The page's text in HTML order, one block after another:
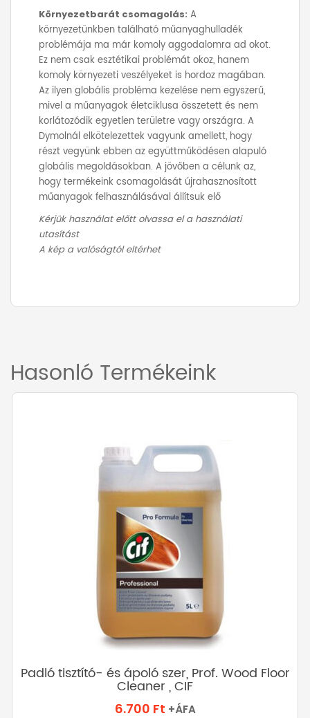
Környezetbarát csomagolás: A
környezetünkben található műanyaghulladék
problémája ma már komoly aggodalomra ad okot.
Ez nem csak esztétikai problémát okoz, hanem
komoly környezeti veszélyeket is hordoz magában.
Az ilyen globális probléma kezelése nem egyszerű,
mivel a műanyagok életciklusa összetett és nem
korlátozódik egyetlen területre vagy országra. A
Dymolnál elkötelezettek vagyunk amellett, hogy
részt vegyünk ebben az együttműködésen alapuló
globális megoldásokban. A jövőben a célunk az,
hogy termékeink csomagolását újrahasznosított
műanyagok felhasználásával állítsuk elő
Kérjük használat előtt olvassa el a használati
utasítást
A kép a valóságtól eltérhet
Tömeg
Hasonló Termékeink
Padló tisztító- és ápoló szer, Prof. Wood Floor
Cleaner , CIF
6.700 Ft +ÁFA